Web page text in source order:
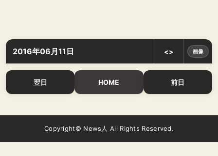
2016年06月11日 <> 画像
翌日 HOME 前日
Copyright© News人 All Rights Reserved.